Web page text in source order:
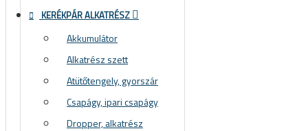
KERÉKPÁR ALKATRÉSZ
Akkumulátor
Alkatrész szett
Atütőtengely, gyorszár
Csapágy, ipari csapágy
Dropper, alkatrész